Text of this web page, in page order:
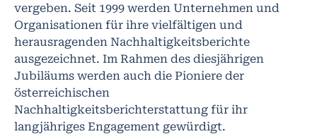
vergeben. Seit 1999 werden Unternehmen und
Organisationen für ihre vielfältigen und
herausragenden Nachhaltigkeitsberichte
ausgezeichnet. Im Rahmen des diesjährigen
Jubiläums werden auch die Pioniere der
österreichischen
Nachhaltigkeitsberichterstattung für ihr
langjähriges Engagement gewürdigt.